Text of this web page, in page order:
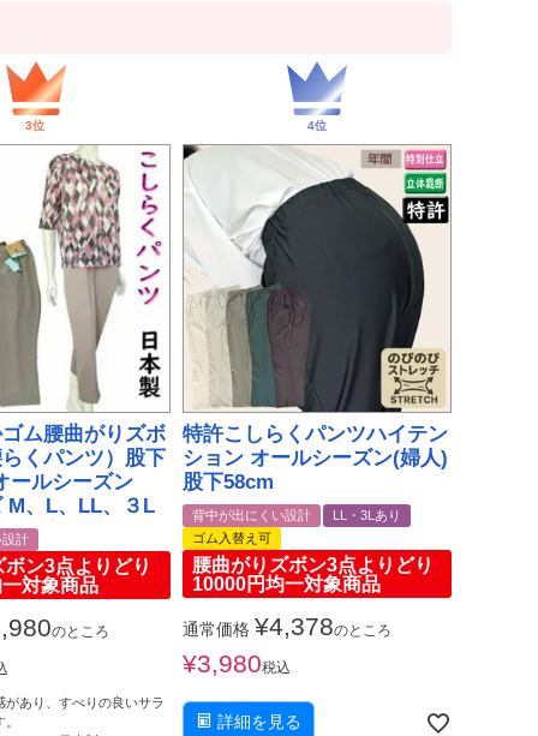
ム腰曲がりズボ
くパンツ）股下
ールシーズン
M、L、LL、３L
設計
ン3点よりどり
対象商品
のところ
があり、すべりの良いサラ
特許こしらくパンツハイテン
ション オールシーズン(婦人)
股下58cm
背中が出にくい設計
LL・3Lあり
ゴム入替え可
腰曲がりズボン3点よりどり
10000円均一対象商品
通常価格 ¥4,378のところ
¥3,980税込
詳細を見る